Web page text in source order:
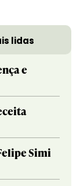
lidas
e
Simi